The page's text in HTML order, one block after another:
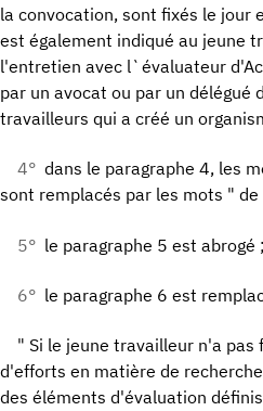
la convocation, sont fixés le jour
est également indiqué au jeune
l'entretien avec l`évaluateur
par un avocat ou par un délégué
travailleurs qui a créé un
4° dans le paragraphe 4, les
sont remplacés par les mots "
5° le paragraphe 5 est abrogé ;
6° le paragraphe 6 est
" Si le jeune travailleur n'a
d'efforts en matière de
des éléments d'évaluation